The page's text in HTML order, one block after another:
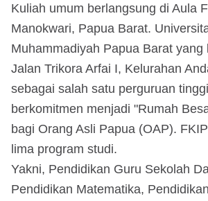
Kuliah umum berlangsung di Aula
Manokwari, Papua Barat.
Muhammadiyah Papua Barat yang
Jalan Trikora Arfai I, Kelurahan
sebagai salah satu perguruan
berkomitmen menjadi "Rumah
bagi Orang Asli Papua (OAP).
lima program studi.
Yakni, Pendidikan Guru Sekolah
Pendidikan Matematika,